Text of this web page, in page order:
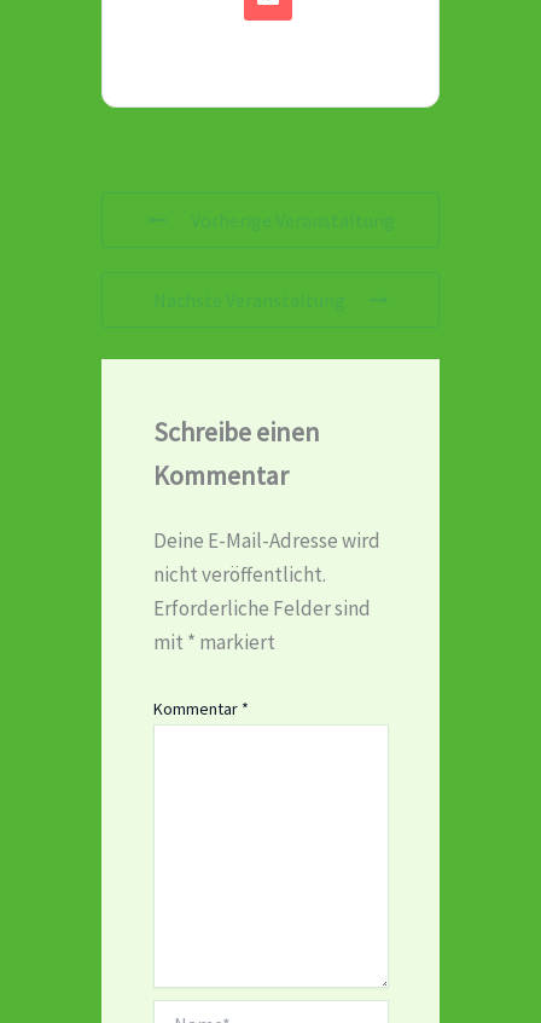
Schreibe einen
Kommentar
Deine E-Mail-Adresse wird
nicht veröffentlicht.
Erforderliche Felder sind
mit * markiert
Kommentar *